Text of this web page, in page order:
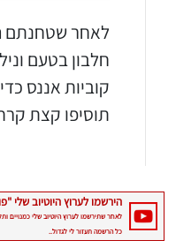
לאחר שטחנתם
קוביות אננס
תוסיפו קצת